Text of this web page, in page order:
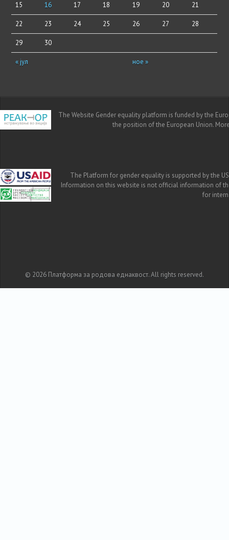
« јул ное »
15 16 17 18 19 20 21
22 23 24 25 26 27 28
29 30
The Website Gender equality platform is funded by the
the position of the European Union.
The Platform for gender equality is supported by the
Information on this website is not official information of
for
© 2026 Платформа за родова еднаквост. All rights reserved.